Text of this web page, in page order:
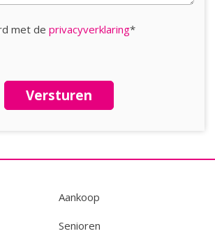
3 slaapkamers en diepe tuin met
Je bent van harte welkom!
met de privacyverklaring*
Versturen
Aankoop
Senioren